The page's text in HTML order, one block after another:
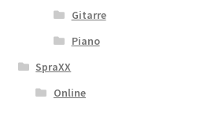
Gitarre
Piano
SpraXX
Online